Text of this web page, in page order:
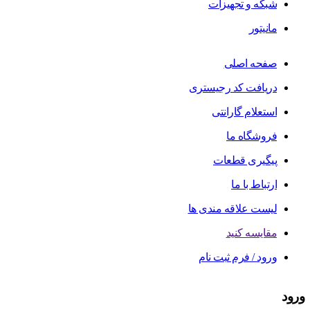
شبکه و تجهیزات
مانیتور
صفحه اصلی
دریافت کد رجیستری
استعلام گارانتی
فروشگاه ما
پیگیری قطعات
ارتباط با ما
لیست علاقه مندی ها
مقایسه کنید
ورود / فرم ثبت نام
ورود